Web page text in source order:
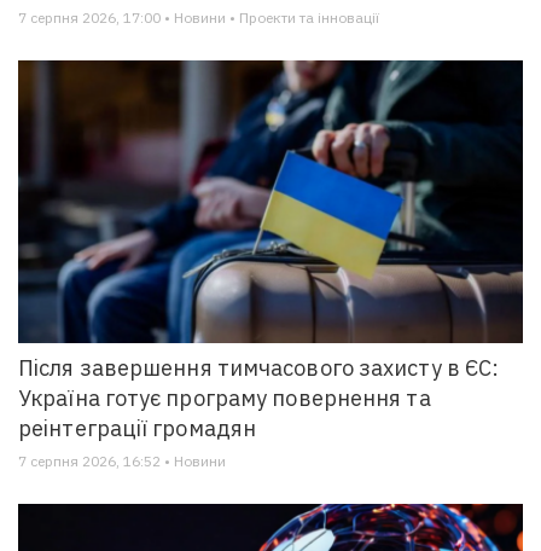
7 серпня 2026, 17:00 • Новини • Проекти та інновації
Після завершення тимчасового захисту в ЄС:
Україна готує програму повернення та
реінтеграції громадян
7 серпня 2026, 16:52 • Новини